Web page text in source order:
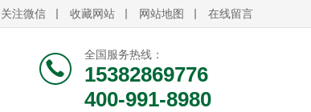
关注微信 收藏网站 网站地图 在线留言
全国服务热线：
15382869776
400-991-8980